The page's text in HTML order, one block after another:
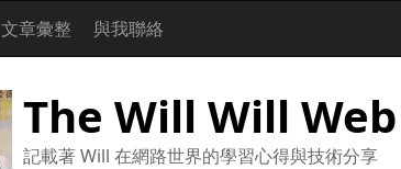
文章彙整 與我聯絡
The Will Will Web
記載著 Will 在網路世界的學習心得與技術分享